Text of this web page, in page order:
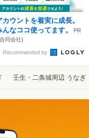
カウントを着実に成長。
なココ使ってます。
PR
同会社)
Recommended by
壬生・二条城周辺 うなぎ